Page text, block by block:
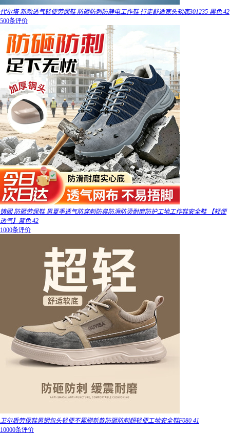
代尔塔 新款透气轻便劳保鞋 防砸防刺防静电工作鞋 行走舒适宽头软底301235 黑色 42
500条评价
铸固 防砸劳保鞋 男夏季透气防穿刺防臭防滑防烫耐磨防护工地工作鞋安全鞋 【轻便
透气】蓝色 42
1000条评价
卫尔盾劳保鞋男钢包头轻便不累脚新款防砸防刺超轻便工地安全鞋F080 41
10000条评价